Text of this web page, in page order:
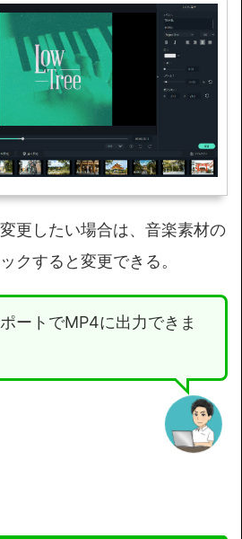
更したい場合は、音楽素材の
クすると変更できる。
ートでMP4に出力できま